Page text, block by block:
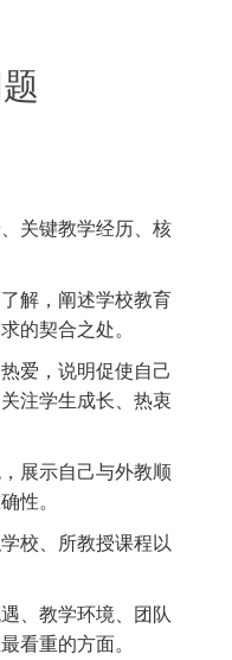
关键教学经历、核
解，阐述学校教育
的契合之处。
爱，说明促使自己
注学生成长、热衷
展示自己与外教顺
性。
校、所教授课程以
、教学环境、团队
看重的方面。